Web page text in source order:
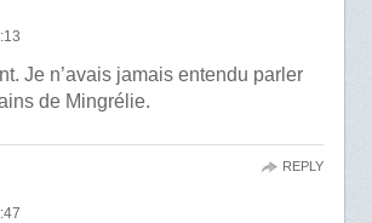
Je n’avais jamais entendu parler
de Mingrélie.
REPLY